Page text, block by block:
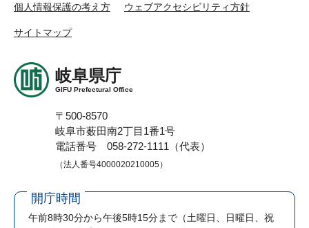
個人情報保護の考え方 ウェブアクセシビリティ方針
サイトマップ
岐阜県庁
GIFU Prefectural Office
〒500-8570
岐阜市薮田南2丁目1番1号
電話番号 058-272-1111（代表）
（法人番号4000020210005）
開庁時間
午前8時30分から午後5時15分まで （土曜日、日曜日、祝